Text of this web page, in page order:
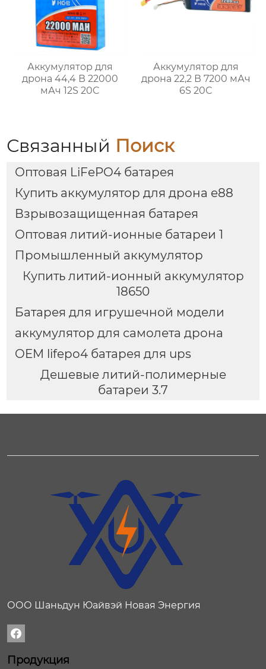
Аккумулятор для
дрона 44,4 В 22000
мАч 12S 20C
Аккумулятор для
дрона 22,2 В 7200 мАч
6S 20C
Связанный Поиск
Оптовая LiFePO4 батарея
Купить аккумулятор для дрона e88
Взрывозащищенная батарея
Оптовая литий-ионные батареи 1
Промышленный аккумулятор
Купить литий-ионный аккумулятор
18650
Батарея для игрушечной модели
аккумулятор для самолета дрона
OEM lifepo4 батарея для ups
Дешевые литий-полимерные
батареи 3.7
ООО Шаньдун Юайвэй Новая Энергия

Продукция